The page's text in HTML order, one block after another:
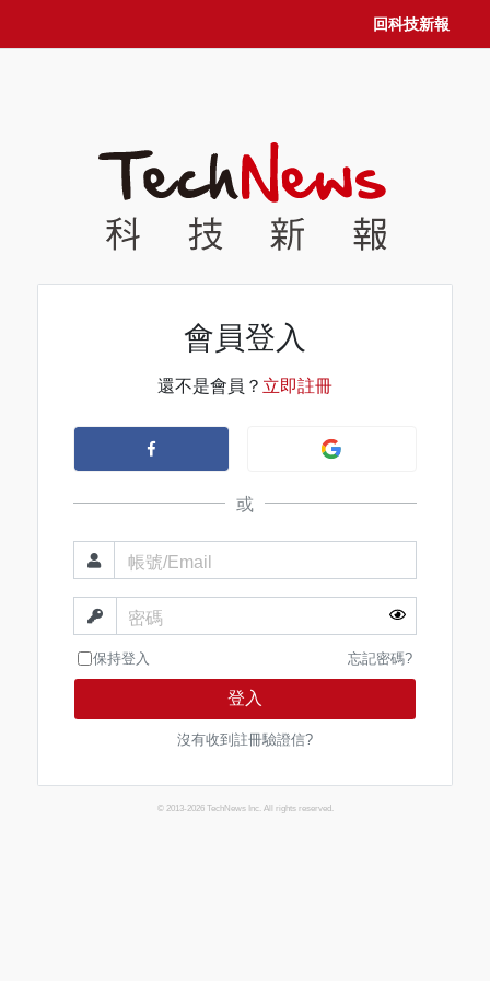
回科技新報
會員登入
還不是會員？ 立即註冊
或
帳號/Email
密碼
保持登入 忘記密碼?
登入
沒有收到註冊驗證信?
© 2013-2026 TechNews Inc. All rights reserved.